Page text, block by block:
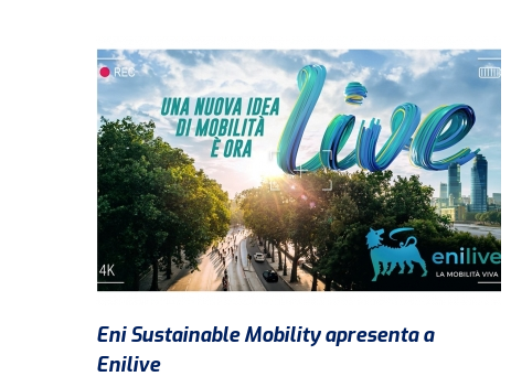
Eni Sustainable Mobility apresenta a
Enilive